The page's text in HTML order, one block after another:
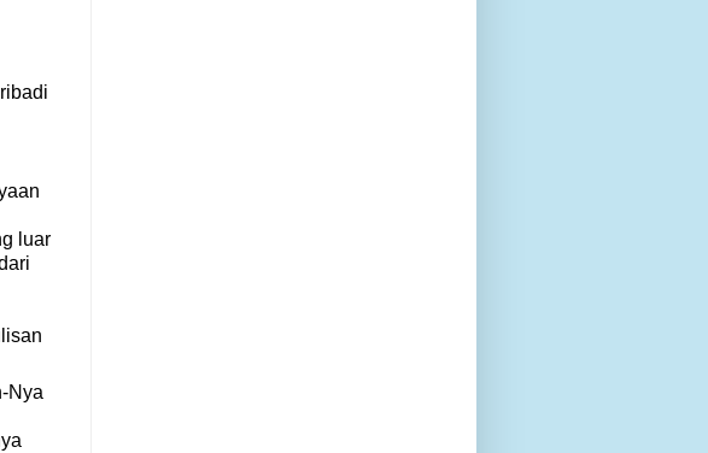
luar
Nya